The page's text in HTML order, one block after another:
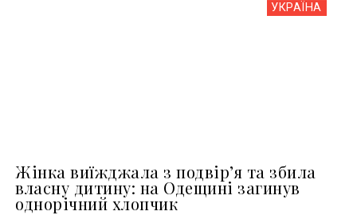
УКРАЇНА
Жінка виїжджала з подвір’я та збила
власну дитину: на Одещині загинув
однорічний хлопчик